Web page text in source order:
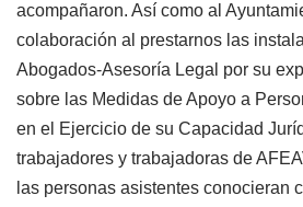
acompañaron. Así como al
colaboración al prestarnos las
Abogados-Asesoría Legal por su
sobre las Medidas de Apoyo a
en el Ejercicio de su Capacidad
trabajadores y trabajadoras de
las personas asistentes conocieran